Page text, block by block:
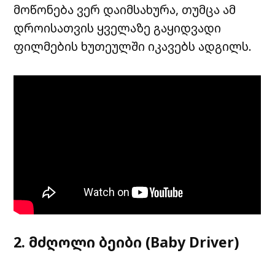
მოწონება ვერ დაიმსახურა, თუმცა ამ
დროისათვის ყველაზე გაყიდვადი
ფილმების ხუთეულში იკავებს ადგილს.
2. მძღოლი ბეიბი (Baby Driver)